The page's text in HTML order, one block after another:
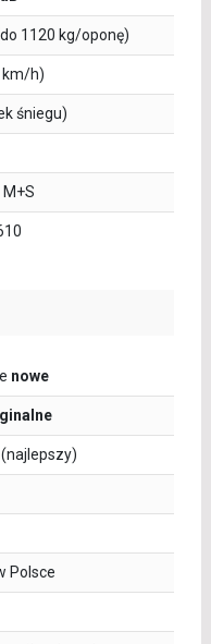
nowe
Polsce
1120 kg/oponę)
km/h)
śniegu)
M+S